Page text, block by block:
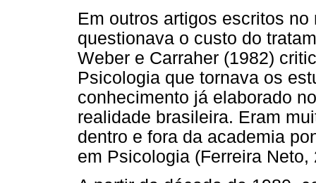
Em outros artigos escritos
questionava o custo do
Weber e Carraher (1982)
Psicologia que tornava os
conhecimento já elaborado
realidade brasileira. Eram
dentro e fora da academia
em Psicologia (Ferreira Neto,